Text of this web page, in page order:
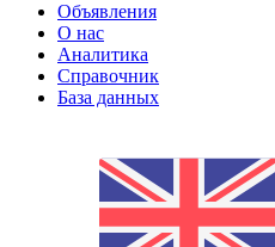
Объявления
О нас
Аналитика
Справочник
База данных